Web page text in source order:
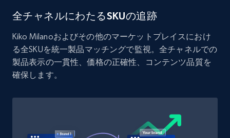
Asin, URL, Name, Sponsored, Initial price, Final
1.6K+ 181+ 今すぐ始める
URL, Product id, Title, Product description,
Rating, Reviews count, Initial price, Discount,
全チャネルにわたるSKUの追跡
Kiko Milanoおよびその他のマーケットプレイスにおけ
る全SKUを統一製品マッチングで監視。全チャネルでの
製品表示の一貫性、価格の正確性、コンテンツ品質を
確保します。